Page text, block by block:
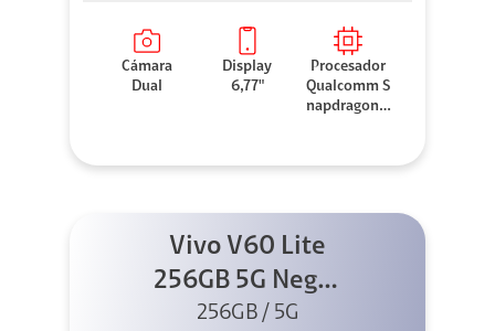
Cámara
Dual
Display
6,77"
Procesador
Qualcomm S
napdragon 7
Vivo V60 Lite
256GB 5G Negro
+ Buds XE
256GB / 5G